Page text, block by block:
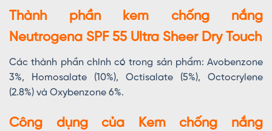
Thành phần kem chống nắng
Neutrogena SPF 55 Ultra Sheer Dry Touch
Các thành phần chính có trong sản phẩm: Avobenzone
3%, Homosalate (10%), Octisalate (5%), Octocrylene
(2.8%) và Oxybenzone 6%.
Công dụng của Kem chống nắng